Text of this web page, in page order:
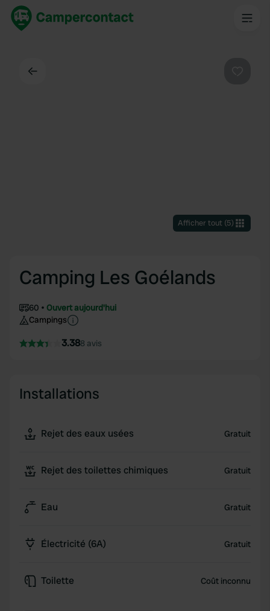
Afficher tout(5)
Camping Les Goélands
60
Ouvert aujourd'hui
Campings
3.388 avis
Installations
Rejet des eaux usées Gratuit
Rejet des toilettes chimiques Gratuit
Eau Gratuit
Électricité (6A) Gratuit
Toilette Coût inconnu